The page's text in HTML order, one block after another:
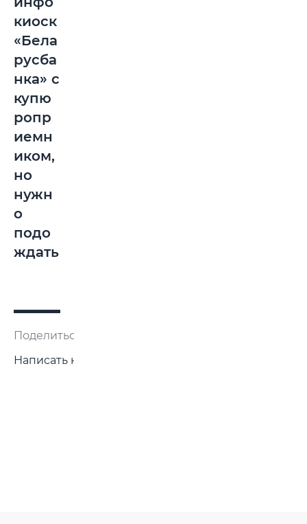
киоск
«Бела
русба
нка» с
купю
ропр
иемн
иком,
но
нужн
о
подо
ждать
Поделиться:
Написать нам